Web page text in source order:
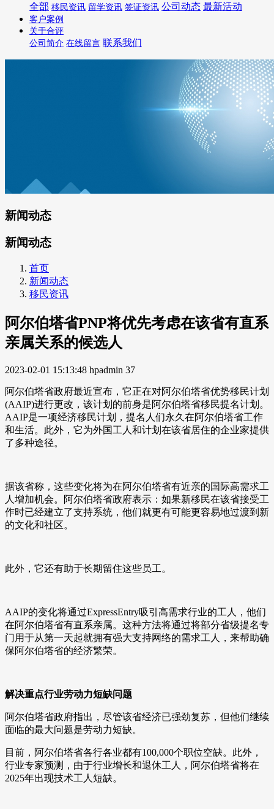
全部 移民资讯 留学资讯 签证资讯 公司动态 最新活动
客户案例
关于合评
公司简介 在线留言 联系我们
新闻动态
新闻动态
首页
新闻动态
移民资讯
阿尔伯塔省PNP将优先考虑在该省有直系
亲属关系的候选人
2023-02-01 15:13:48 hpadmin 37
阿尔伯塔省政府最近宣布，它正在对阿尔伯塔省优势移民计划
(AAIP)进行更改，该计划的前身是阿尔伯塔省移民提名计划。
AAIP是一项经济移民计划，提名人们永久在阿尔伯塔省工作
和生活。此外，它为外国工人和计划在该省居住的企业家提供
了多种途径。
据该省称，这些变化将为在阿尔伯塔省有近亲的国际高需求工
人增加机会。阿尔伯塔省政府表示：如果新移民在该省接受工
作时已经建立了支持系统，他们就更有可能更容易地过渡到新
的文化和社区。
此外，它还有助于长期留住这些员工。
AAIP的变化将通过ExpressEntry吸引高需求行业的工人，他们
在阿尔伯塔省有直系亲属。这种方法将通过将部分省级提名专
门用于从第一天起就拥有强大支持网络的需求工人，来帮助确
保阿尔伯塔省的经济繁荣。
解决重点行业劳动力短缺问题
阿尔伯塔省政府指出，尽管该省经济已强劲复苏，但他们继续
面临的最大问题是劳动力短缺。
目前，阿尔伯塔省各行各业都有100,000个职位空缺。此外，
行业专家预测，由于行业增长和退休工人，阿尔伯塔省将在
2025年出现技术工人短缺。